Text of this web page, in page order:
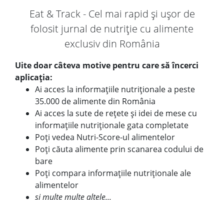
Eat & Track - Cel mai rapid și ușor de
folosit jurnal de nutriție cu alimente
exclusiv din România
Uite doar câteva motive pentru care să încerci
aplicația:
Ai acces la informațiile nutriționale a peste
35.000 de alimente din România
Ai acces la sute de rețete și idei de mese cu
informațiile nutriționale gata completate
Poți vedea Nutri-Score-ul alimentelor
Poți căuta alimente prin scanarea codului de
bare
Poți compara informațiile nutriționale ale
alimentelor
și multe multe altele...